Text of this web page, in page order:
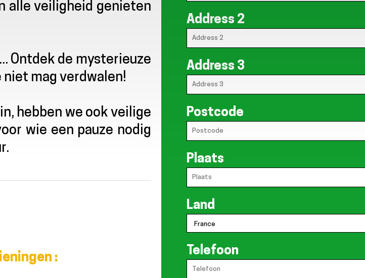
alle veiligheid genieten
Ontdek de mysterieuze
mag verdwalen!
hebben we ook veilige
wie een pauze nodig
:
Address 2
Address 3
Postcode
Plaats
Land
Telefoon